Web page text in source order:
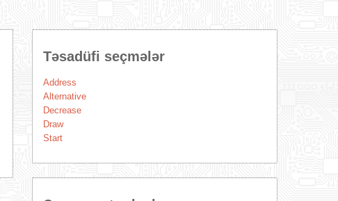
Təsadüfi seçmələr
Address
Alternative
Decrease
Draw
Start